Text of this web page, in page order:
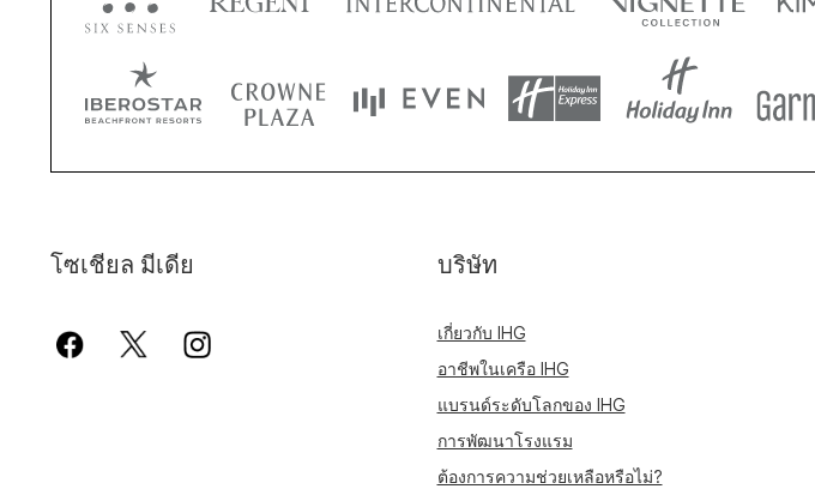
โซเชียล มีเดีย บริษัท
เกี่ยวกับ IHG
อาชีพในเครือ IHG
แบรนด์ระดับโลกของ IHG
การพัฒนาโรงแรม
ต้องการความช่วยเหลือหรือไม่?